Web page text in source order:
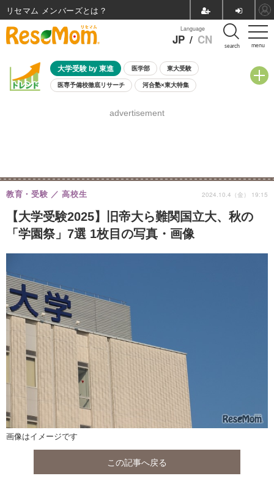
menu
Language
JP / CN search
大学受験 by 東進 医学部 東大受験
医専予備校徹底リサーチ 河合塾×東大特集
8月開催学校説明会・相談会
advertisement
【大学受験2025】旧帝大ら難関国立大、秋の
「学園祭」7選 1枚目の写真・画像
教育・受験 高校生 2024.10.4（金） 19:15
画像はイメージです
この記事へ戻る
リセマム メンバーズ